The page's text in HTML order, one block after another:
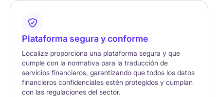
Plataforma segura y conforme
Localize proporciona una plataforma segura y que
cumple con la normativa para la traducción de
servicios financieros, garantizando que todos los datos
financieros confidenciales estén protegidos y cumplan
con las regulaciones del sector.